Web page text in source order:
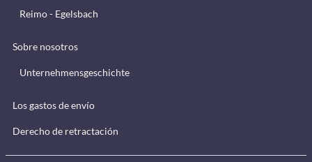
Reimo - Egelsbach
Sobre nosotros
Unternehmensgeschichte
Los gastos de envío
Derecho de retractación